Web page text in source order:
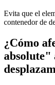
Evita que el
contenedor de
¿Cómo
absolute"